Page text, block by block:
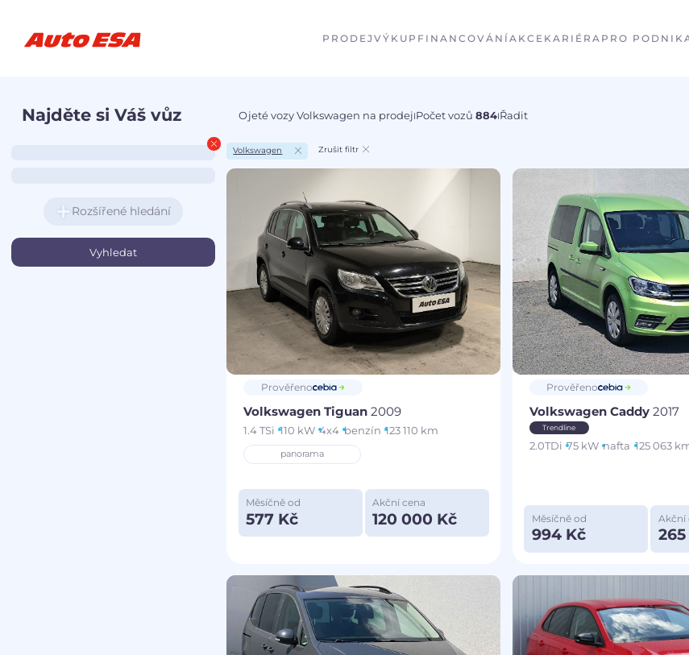
PRODEJ VÝKUP FINANCOVÁNÍAKCE KARIÉRA PRO
Najděte si Váš vůz
Rozšířené hledání
Ojeté vozy Volkswagen na prodejIPočet vozů 884IŘadit
Volkswagen Zrušit filtr
Prověřeno
Volkswagen Tiguan2009
1.4 TSi 110 kW 4x4 benzín 123 110 km
panorama
Měsíčně od
577 Kč
Akční cena
120 000 Kč
Prověřeno
Volkswagen Caddy 2017
Trendline
2.0TDi 75 kW nafta 125 063
Měsíčně od
994 Kč
Akční